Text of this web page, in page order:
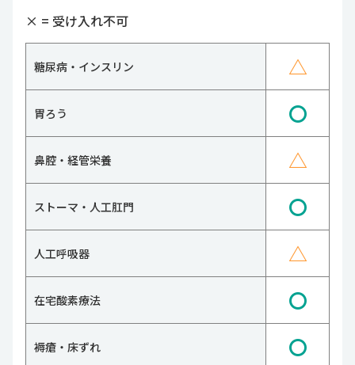
× = 受け入れ不可
糖尿病・インスリン △
胃ろう 〇
鼻腔・経管栄養 △
ストーマ・人工肛門 〇
人工呼吸器 △
在宅酸素療法 〇
褥瘡・床ずれ 〇